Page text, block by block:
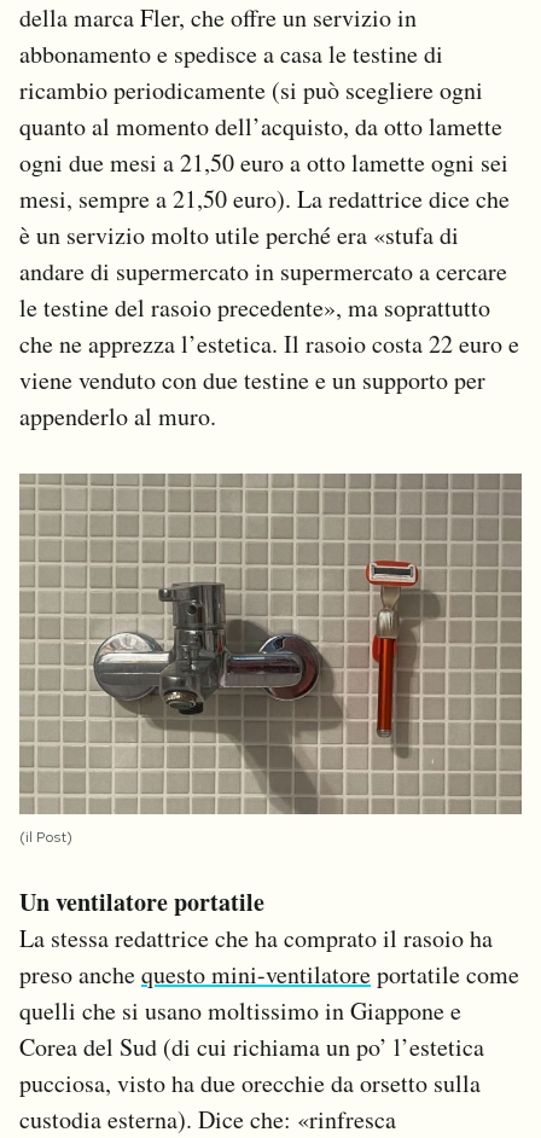
della marca Fler, che offre un servizio in
abbonamento e spedisce a casa le testine di
ricambio periodicamente (si può scegliere ogni
quanto al momento dell’acquisto, da otto lamette
ogni due mesi a 21,50 euro a otto lamette ogni sei
mesi, sempre a 21,50 euro). La redattrice dice che
è un servizio molto utile perché era «stufa di
andare di supermercato in supermercato a cercare
le testine del rasoio precedente», ma soprattutto
che ne apprezza l’estetica. Il rasoio costa 22 euro e
viene venduto con due testine e un supporto per
appenderlo al muro.
(il Post)
Un ventilatore portatile
La stessa redattrice che ha comprato il rasoio ha
preso anchequesto mini-ventilatoreportatile come
quelli che si usano moltissimo in Giappone e
Corea del Sud (di cui richiama un po’ l’estetica
pucciosa, visto ha due orecchie da orsetto sulla
custodia esterna). Dice che: «rinfresca